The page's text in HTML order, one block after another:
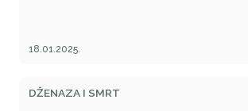
18.01.2025.
DŽENAZA I SMRT